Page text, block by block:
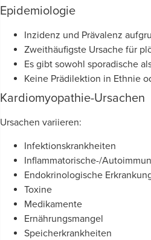
Epidemiologie
Inzidenz und Prävalenz
Zweithäufigste Ursache für
Es gibt sowohl sporadische
Keine Prädilektion in Ethnie
Kardiomyopathie-Ursachen
Ursachen variieren:
Infektionskrankheiten
Inflammatorische-/
Endokrinologische
Toxine
Medikamente
Ernährungsmangel
Speicherkrankheiten